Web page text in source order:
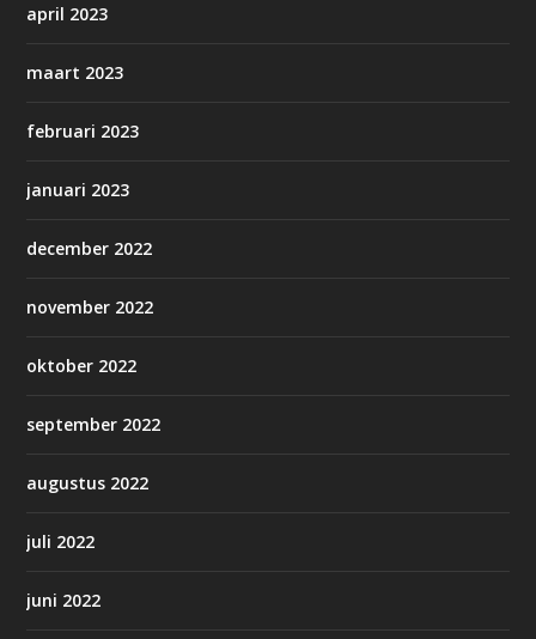
april 2023
maart 2023
februari 2023
januari 2023
december 2022
november 2022
oktober 2022
september 2022
augustus 2022
juli 2022
juni 2022